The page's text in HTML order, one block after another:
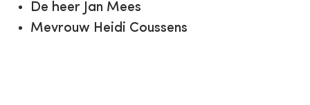
De heer Jan Mees
Mevrouw Heidi Coussens